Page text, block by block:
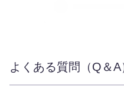
よくある質問（Q＆A